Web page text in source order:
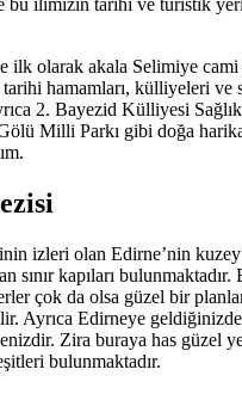
ilk olarak akala Selimiye
hamamları, külliyeleri ve
2. Bayezid Külliyesi
Milli Parkı gibi doğa
izleri olan Edirne’nin kuzey
sınır kapıları
çok da olsa güzel bir
Ayrıca Edirneye
Zira buraya has güzel
bulunmaktadır.